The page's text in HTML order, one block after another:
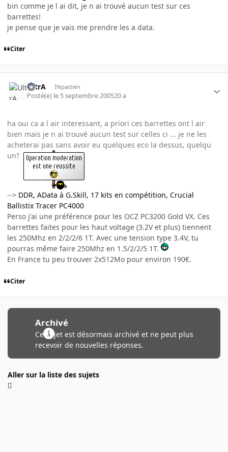
bin comme je l ai dit, je n ai trouvé aucun test sur ces
barrettes!
je pense que je vais me prendre les a data.
Citer
UltrA INpactien
Posté(e) le 5 septembre 200520 a
ha oui ca a l air interessant, a priori ces barrettes ont l air
bien mais je n ai trouvé aucun test sur celles ci ... je ne les
acheterai pas sans avoir eu quelques eco la dessus, quelqu
un?
--> DDR, AData à G.Skill, 17 kits en compétition, Crucial
Ballistix Tracer PC4000
Perso j'ai une préférence pour les OCZ PC3200 Gold VX. Ces
barrettes faites pour les haut voltage (3.2V et plus) tiennent
les 250Mhz en 2/2/2/6 1T. Avec une tension type 3.4V, tu
pourras même faire 250Mhz en 1.5/2/2/5 1T.
En France tu peu trouver 2x512Mo pour environ 190€.
Citer
Archivé
Ce sujet est désormais archivé et ne peut plus
recevoir de nouvelles réponses.
Aller sur la liste des sujets